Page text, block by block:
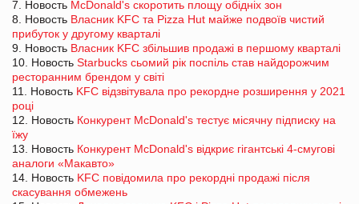
7. Новость McDonald's скоротить площу обідніх зон
8. Новость Власник KFC та Pizza Hut майже подвоїв чистий
прибуток у другому кварталі
9. Новость Власник KFC збільшив продажі в першому кварталі
10. Новость Starbucks сьомий рік поспіль став найдорожчим
ресторанним брендом у світі
11. Новость KFC відзвітувала про рекордне розширення у 2021
році
12. Новость Конкурент McDonald's тестує місячну підписку на
їжу
13. Новость Конкурент McDonald's відкриє гігантські 4-смугові
аналоги «Макавто»
14. Новость KFC повідомила про рекордні продажі після
скасування обмежень